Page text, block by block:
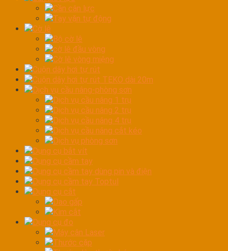
Cần cân lực
Tay vặn tự động
Cờ lê
Bộ cờ lê
cờ lê đầu vòng
Cờ lê vòng miệng
Cuộn dây hơi tự rút
Cuộn dây hơi tự rút TEKO dài 20m
Dịch vụ cầu nâng-phòng sơn
Dịch vụ cầu nâng 1 trụ
Dịch vụ cầu nâng 2 trụ
Dịch vụ cầu nâng 4 trụ
Dịch vụ cầu nâng cắt kéo
Dịch vụ phòng sơn
Dụng cụ bắt vít
Dụng cụ cầm tay
Dụng cụ cầm tay dùng pin và điện
Dụng cụ cầm tay Toptul
Dụng cụ cắt
Dao gấp
Kìm cắt
Dụng cụ đo
Máy cân Laser
Thước cặp